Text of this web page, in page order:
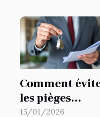
Comment
les pièges
courants en
15/01/2026